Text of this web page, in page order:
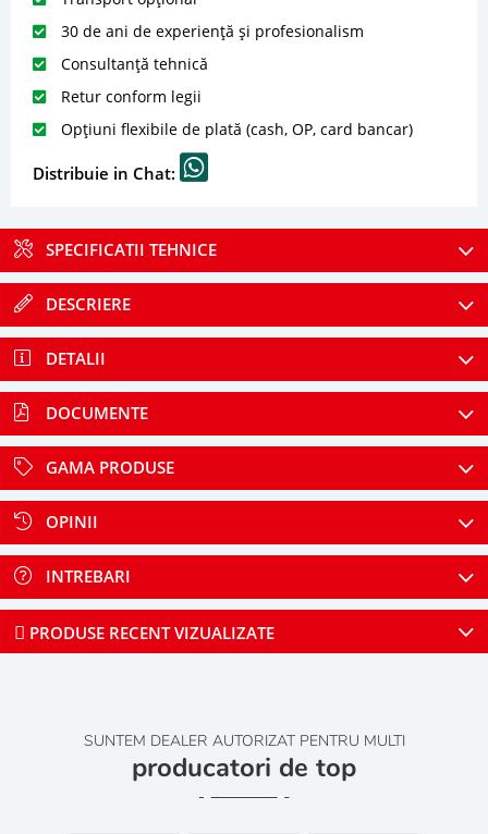
30 de ani de experiență și profesionalism
Consultanță tehnică
Retur conform legii
Opțiuni flexibile de plată (cash, OP, card bancar)
Distribuie in Chat:
SPECIFICATII TEHNICE
DESCRIERE
DETALII
DOCUMENTE
GAMA PRODUSE
OPINII
INTREBARI
PRODUSE RECENT VIZUALIZATE
SUNTEM DEALER AUTORIZAT PENTRU MULTI
producatori de top